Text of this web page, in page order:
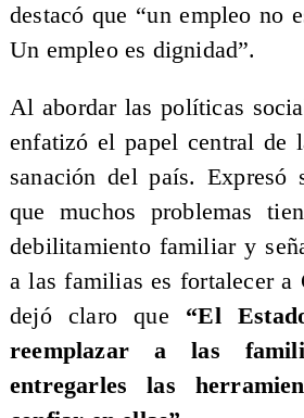
destacó que “un empleo no
Un empleo es dignidad”.
Al abordar las políticas
enfatizó el papel central de
sanación del país. Expresó
que muchos problemas
debilitamiento familiar y
a las familias es fortalecer a
dejó claro que “El
reemplazar a las
entregarles las